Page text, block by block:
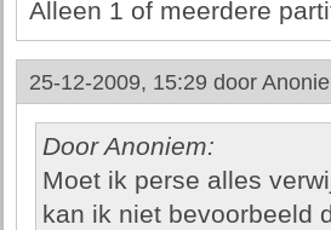
Alleen 1 of meerdere
25-12-2009, 15:29 door
Door Anoniem:
Moet ik perse alles
kan ik niet bevoorbeeld